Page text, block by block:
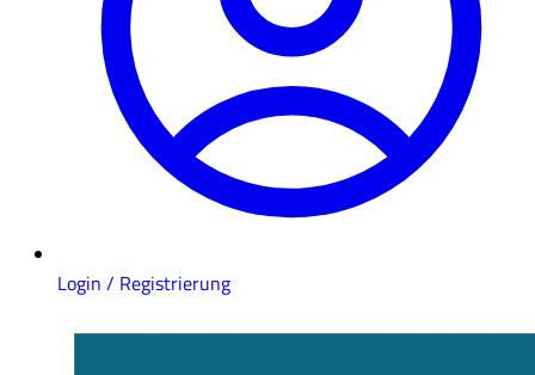
Login / Registrierung